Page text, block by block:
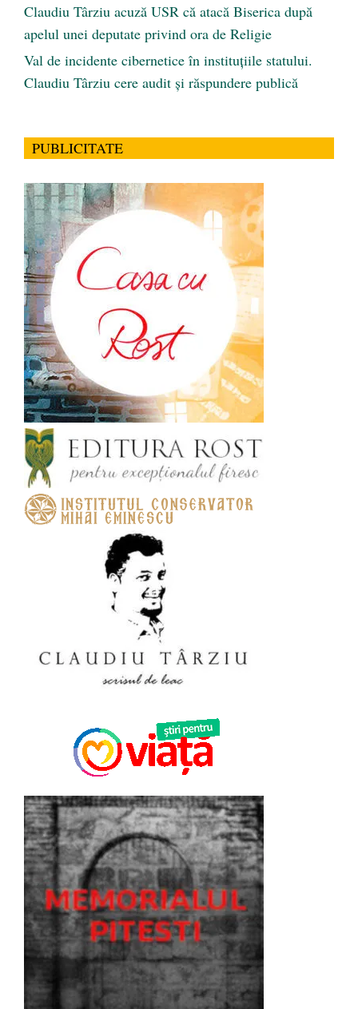
Claudiu Târziu acuză USR că atacă Biserica după
apelul unei deputate privind ora de Religie
Val de incidente cibernetice în instituțiile statului.
Claudiu Târziu cere audit și răspundere publică
PUBLICITATE